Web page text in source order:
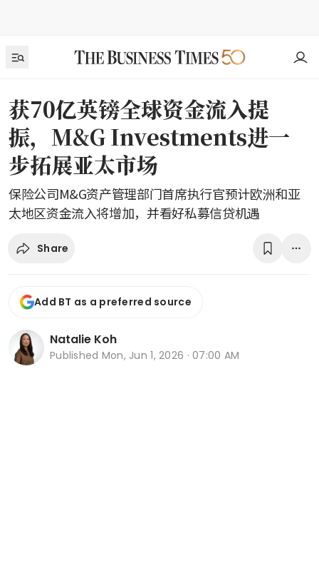
获70亿英镑全球资金流入提
振，M&G Investments进一
步拓展亚太市场
保险公司M&G资产管理部门首席执行官预计欧洲和亚
太地区资金流入将增加，并看好私募信贷机遇
Share
Add BT as a preferred source
Natalie Koh
Published Mon, Jun 1, 2026 · 07:00 AM